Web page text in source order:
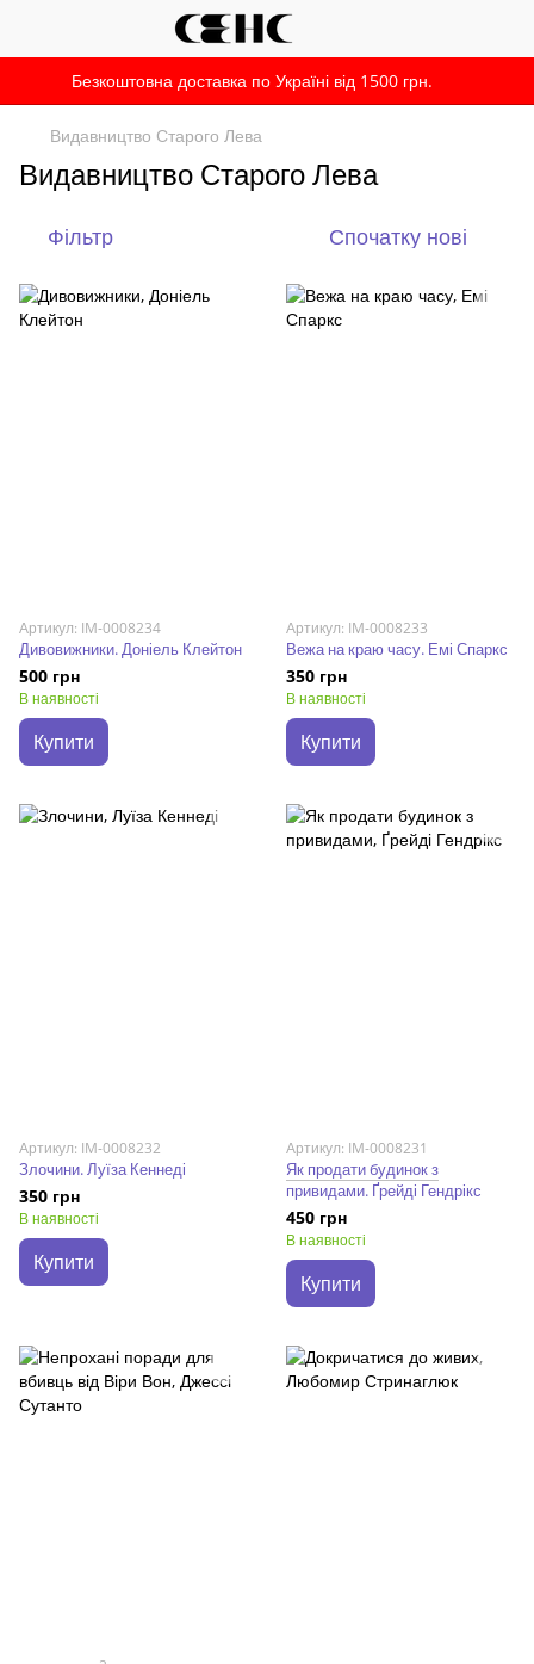
Безкоштовна доставка по Україні від 1500 грн.
Видавництво Старого Лева
Видавництво Старого Лева
Фільтр Спочатку нові
Артикул: IM-0008234
Дивовижники. Доніель Клейтон
500 грн
В наявності
Купити
Артикул: IM-0008233
Вежа на краю часу. Емі Спаркс
350 грн
В наявності
Купити
Артикул: IM-0008232
Злочини. Луїза Кеннеді
350 грн
В наявності
Купити
Артикул: IM-0008231
Як продати будинок з
привидами. Ґрейді Гендрікс
450 грн
В наявності
Купити